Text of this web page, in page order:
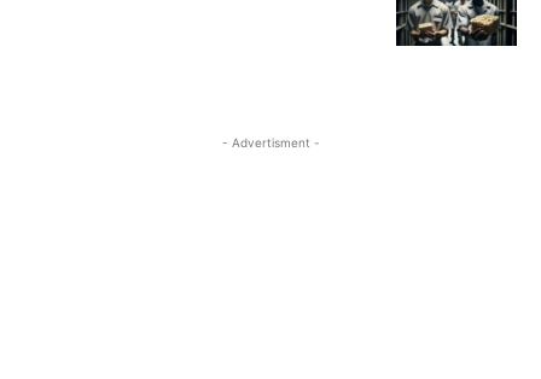
- Advertisment -